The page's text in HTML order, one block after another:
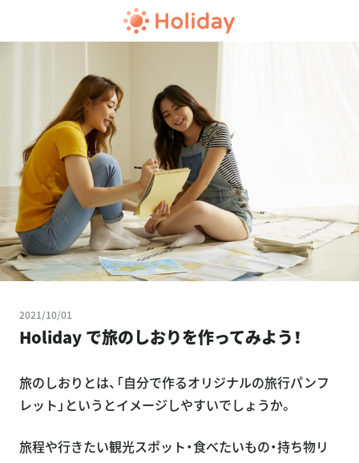
2021/10/01
Holiday で旅のしおりを作ってみよう！
旅のしおりとは、「自分で作るオリジナルの旅行パンフ
レット」というとイメージしやすいでしょうか。
旅程や行きたい観光スポット・食べたいもの・持ち物リ